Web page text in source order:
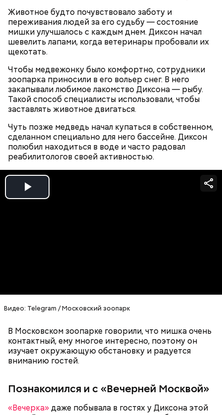
Животное будто почувствовало заботу и
переживания людей за его судьбу — состояние
мишки улучшалось с каждым днем. Диксон начал
шевелить лапами, когда ветеринары пробовали их
щекотать.
Чтобы медвежонку было комфортно, сотрудники
зоопарка приносили в его вольер снег. В него
закапывали любимое лакомство Диксона — рыбу.
Такой способ специалисты использовали, чтобы
заставлять животное двигаться.
Чуть позже медведь начал купаться в собственном,
сделанном специально для него бассейне. Диксон
полюбил находиться в воде и часто радовал
реабилитологов своей активностью.
Play
Видео: Telegram / Московский зоопарк
В Московском зоопарке говорили, что мишка очень
контактный, ему многое интересно, поэтому он
изучает окружающую обстановку и радуется
вниманию гостей.
Познакомился и с «Вечерней Москвой»
«Вечерка»даже побывала в гостях у Диксона этой
Терапевт Кондрахин назвал
продукты и напитки, которые
Ранние плоды, по словам врача, лучше не есть:
беременным, кормящим женщинам;
людям с ослабленной иммунной системой;
пожилым;
детям.
Чистит сосуды и защищает от
рака: чем полезен кресс-салат